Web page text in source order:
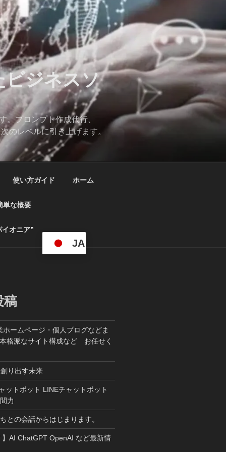
ビジネスソ
。プロンプト作成代行、
のレベルに引き上げます。
使い方ガイド ホーム
単な概要
オニア”
JA
稿
ホームページ・個人ブログなどま
格派なサイト構成など お任せく
り出す未来
ットボット LINEチャットボット
力
の会話からはじまります。
】AI ChatGPT OpenAI など最新情